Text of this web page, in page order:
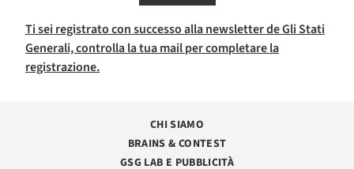
Ti sei registrato con successo alla newsletter de Gli Stati
Generali, controlla la tua mail per completare la
registrazione.
CHI SIAMO
BRAINS & CONTEST
GSG LAB E PUBBLICITÀ